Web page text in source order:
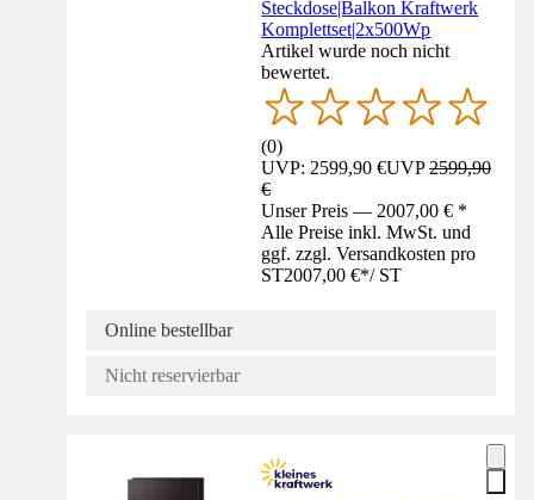
Steckdose|Balkon Kraftwerk
Komplettset|2x500Wp
Artikel wurde noch nicht
bewertet.
(0)
UVP: 2599,90 €UVP2599,90
€
Unser Preis — 2007,00 € *
Alle Preise inkl. MwSt. und
ggf. zzgl. Versandkosten pro
ST2007,00 €*/ ST
Online bestellbar
Nicht reservierbar